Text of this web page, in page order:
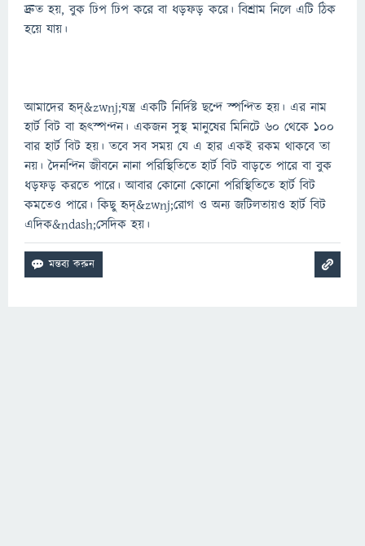
দ্রুত হয়, বুক ঢিপ ঢিপ করে বা ধড়ফড় করে। বিশ্রাম নিলে এটি ঠিক
হয়ে যায়।
আমাদের হৃদ্&zwnj;যন্ত্র একটি নির্দিষ্ট ছন্দে স্পন্দিত হয়। এর নাম
হার্ট বিট বা হৃৎস্পন্দন। একজন সুস্থ মানুষের মিনিটে ৬০ থেকে ১০০
বার হার্ট বিট হয়। তবে সব সময় যে এ হার একই রকম থাকবে তা
নয়। দৈনন্দিন জীবনে নানা পরিস্থিতিতে হার্ট বিট বাড়তে পারে বা বুক
ধড়ফড় করতে পারে। আবার কোনো কোনো পরিস্থিতিতে হার্ট বিট
কমতেও পারে। কিছু হৃদ্&zwnj;রোগ ও অন্য জটিলতায়ও হার্ট বিট
এদিক&ndash;সেদিক হয়।